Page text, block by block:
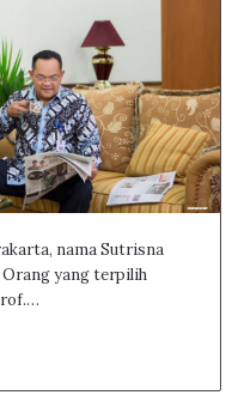
nama Sutrisna
yang terpilih